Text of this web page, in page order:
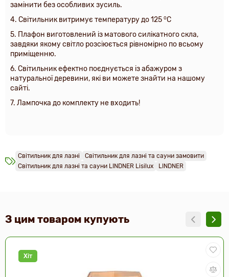
замінити без особливих зусиль.
4. Світильник витримує температуру до 125 оС
5. Плафон виготовлений із матового силікатного скла,
завдяки якому світло розсіюється рівномірно по всьому
приміщенню.
6. Світильник ефектно поєднується із абажуром з
натуральної деревини, які ви можете знайти на нашому
сайті.
7. Лампочка до комплекту не входить!
Світильник для лазні
Світильник для лазні та сауни замовити
Світильник для лазні та сауни LINDNER Lisilux
LINDNER
З цим товаром купують
Хіт